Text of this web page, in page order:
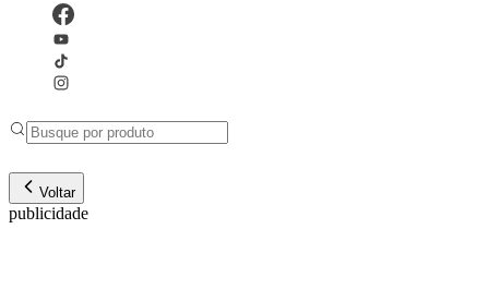
Voltar
publicidade